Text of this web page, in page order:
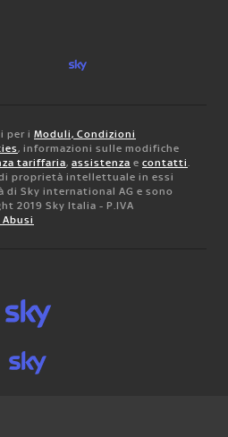
per i Moduli, Condizioni
, informazioni sulle modifiche
tariffaria, assistenza e contatti.
proprietà intellettuale in essi
Sky international AG e sono
2019 Sky Italia - P.IVA
Abusi